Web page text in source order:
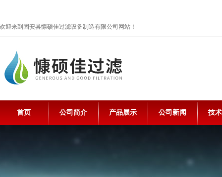
欢迎来到固安县慷硕佳过滤设备制造有限公司网站！
首页 公司简介 产品展示 公司新闻 技